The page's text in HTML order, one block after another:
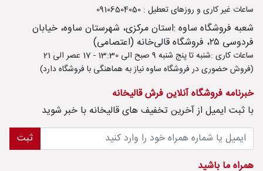
ساعات غیر کاری و روزهای تعطیل : 09106504050
شعبه فروشگاه ساوه :استان مرکزی، شهرستان ساوه، خیابان
فردوسی ۲۵، فروشگاه قالی‌خانه (اعتصامی)
ساعات کاری :شنبه تا پنج شنبه 9 صبح الی 13:30 - 17 عصر الی 21
(فروش حضوری در فروشگاه ساوه نیاز به هماهنگی با فروشگاه دارد)
خبرنامه فروشگاه آنلاین فرش قالیخانه
با ثبت ايميل از آخرین تخفیف های قالیخانه با خبر شوید
ثبت
همراه ما باشید